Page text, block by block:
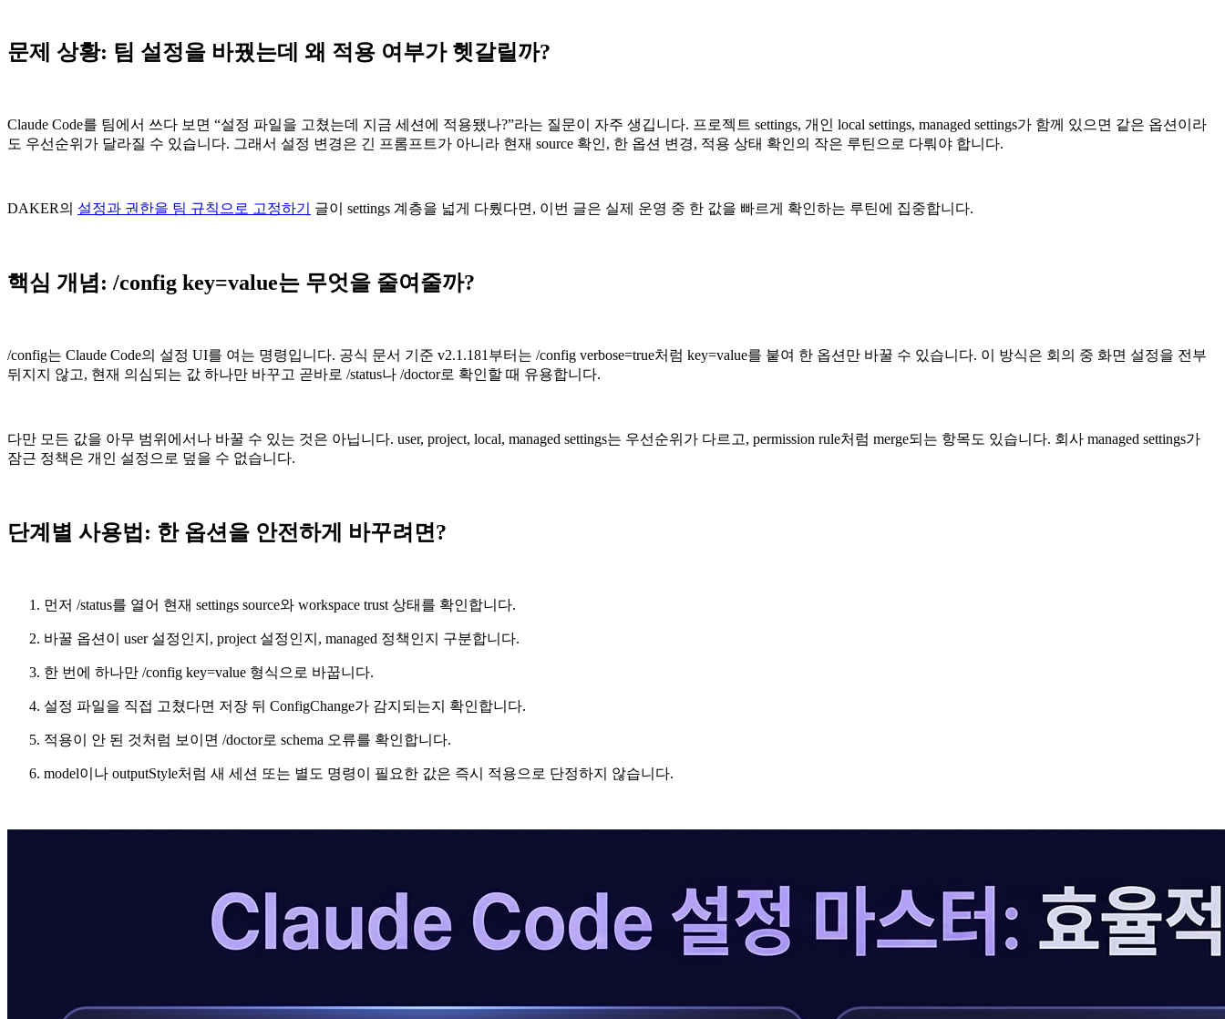
문제 상황: 팀 설정을 바꿨는데 왜 적용 여부가 헷갈릴까?
Claude Code를 팀에서 쓰다 보면 “설정 파일을 고쳤는데 지금 세션에 적용됐나?”라는 질문이 자주 생깁니다. 프로젝트 settings, 개인 local settings, managed settings가 함께 있으면 같은 옵션이라
도 우선순위가 달라질 수 있습니다. 그래서 설정 변경은 긴 프롬프트가 아니라 현재 source 확인, 한 옵션 변경, 적용 상태 확인의 작은 루틴으로 다뤄야 합니다.
DAKER의 설정과 권한을 팀 규칙으로 고정하기 글이 settings 계층을 넓게 다뤘다면, 이번 글은 실제 운영 중 한 값을 빠르게 확인하는 루틴에 집중합니다.
핵심 개념: /config key=value는 무엇을 줄여줄까?
/config는 Claude Code의 설정 UI를 여는 명령입니다. 공식 문서 기준 v2.1.181부터는 /config verbose=true처럼 key=value를 붙여 한 옵션만 바꿀 수 있습니다. 이 방식은 회의 중 화면 설정을 전부
뒤지지 않고, 현재 의심되는 값 하나만 바꾸고 곧바로 /status나 /doctor로 확인할 때 유용합니다.
다만 모든 값을 아무 범위에서나 바꿀 수 있는 것은 아닙니다. user, project, local, managed settings는 우선순위가 다르고, permission rule처럼 merge되는 항목도 있습니다. 회사 managed settings가
잠근 정책은 개인 설정으로 덮을 수 없습니다.
단계별 사용법: 한 옵션을 안전하게 바꾸려면?
먼저 /status를 열어 현재 settings source와 workspace trust 상태를 확인합니다.
바꿀 옵션이 user 설정인지, project 설정인지, managed 정책인지 구분합니다.
한 번에 하나만 /config key=value 형식으로 바꿉니다.
설정 파일을 직접 고쳤다면 저장 뒤 ConfigChange가 감지되는지 확인합니다.
적용이 안 된 것처럼 보이면 /doctor로 schema 오류를 확인합니다.
model이나 outputStyle처럼 새 세션 또는 별도 명령이 필요한 값은 즉시 적용으로 단정하지 않습니다.